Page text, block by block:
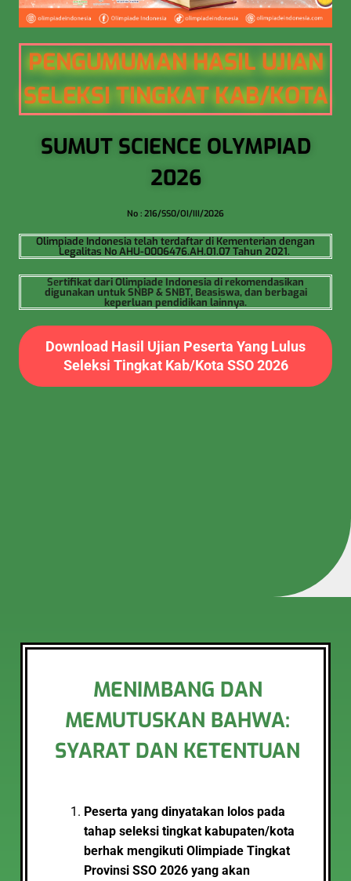
PENGUMUMAN HASIL UJIAN
SELEKSI TINGKAT KAB/KOTA
SUMUT SCIENCE OLYMPIAD
2026
No : 216/SS0/OI/III/2026
Olimpiade Indonesia telah terdaftar di Kementerian dengan
Legalitas No AHU-0006476.AH.01.07 Tahun 2021.
Sertifikat dari Olimpiade Indonesia di rekomendasikan
digunakan untuk SNBP & SNBT, Beasiswa, dan berbagai
keperluan pendidikan lainnya.
Download Hasil Ujian Peserta Yang Lulus
Seleksi Tingkat Kab/Kota SSO 2026
MENIMBANG DAN
MEMUTUSKAN BAHWA:
SYARAT DAN KETENTUAN
Peserta yang dinyatakan lolos pada
tahap seleksi tingkat kabupaten/kota
berhak mengikuti Olimpiade Tingkat
Provinsi SSO 2026 yang akan